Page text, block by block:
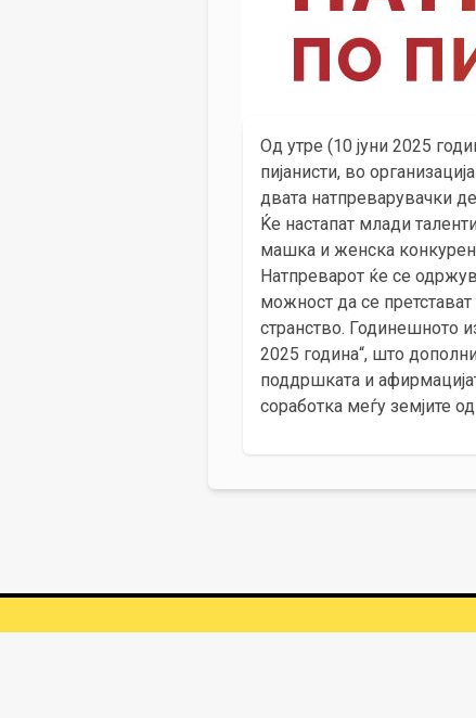
Од утре (10 јуни 2025
пијанисти, во
двата натпреварувачки
Ќе настапат млади
машка и женска
Натпреварот ќе се
можност да се
странство. Годинeшното
2025 година“, што
поддршката и
соработка меѓу земјите